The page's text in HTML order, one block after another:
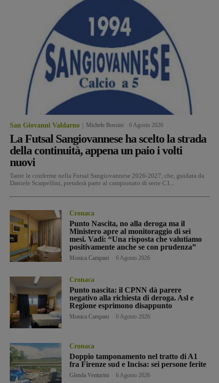
San Giovanni Valdarno Michele Bossini 6 Agosto 2026
La Futsal Sangiovannese ha scelto la strada
della continuità, appena un paio i volti
nuovi
Tante le conferme nella Futsal Sangiovannese 2026-2027, che, guidata da
Daniele Scarpellini, prenderà parte al campionato di serie C1...
Cronaca
Punto Nascita, no alla deroga ma il
Ministero apre al monitoraggio di sei
mesi. Vadi: “Una risposta che valutiamo
positivamente anche se con prudenza”
Monica Campani 6 Agosto 2026
Cronaca
Punto nascita: il CPNN dà parere
negativo alla richiesta di deroga. Asl e
Regione esprimono disappunto
Monica Campani 6 Agosto 2026
Cronaca
Doppio tamponamento nel tratto di A1
fra Firenze sud e Incisa: sei persone ferite
Glenda Venturini 6 Agosto 2026